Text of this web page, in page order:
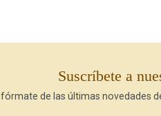
Suscríbete a
de las últimas novedades